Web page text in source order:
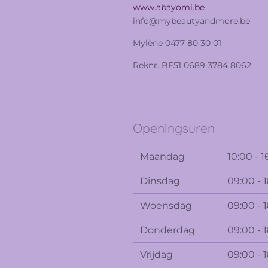
www.abayomi.be
info@mybeautyandmore.be
Mylène 0477 80 30 01
Reknr. BE51 0689 3784 8062
Openingsuren
Maandag 10:00 -
Dinsdag 09:00 -
Woensdag 09:00 -
Donderdag 09:00 -
Vrijdag 09:00 -